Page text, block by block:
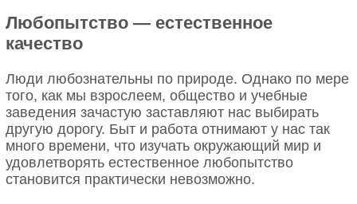
Любопытство — естественное
качество
Люди любознательны по природе. Однако по мере
того, как мы взрослеем, общество и учебные
заведения зачастую заставляют нас выбирать
другую дорогу. Быт и работа отнимают у нас так
много времени, что изучать окружающий мир и
удовлетворять естественное любопытство
становится практически невозможно.